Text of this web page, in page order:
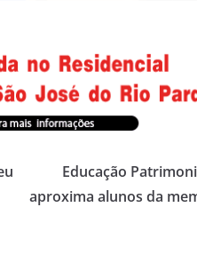
Educação
aproxima alunos da